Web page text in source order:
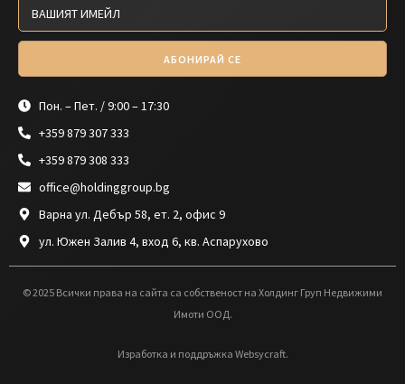
АБОНИРАЙ СЕ
Пон. – Пет. / 9:00 – 17:30
+359 879 307 333
+359 879 308 333
office@holdinggroup.bg
Варна ул. Дебър 58, ет. 2, офис 9
ул. Южен Залив 4, вход 6, кв. Аспарухово
© 2025 Всички права на сайта са собственост на Холдинг Груп Недвижими
Имоти ООД.
Изработка и поддръжка Websycraft.